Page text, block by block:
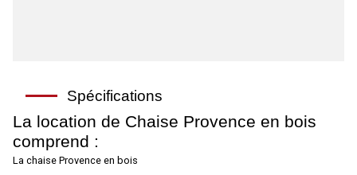
Spécifications
La location de Chaise Provence en bois
comprend :
La chaise Provence en bois